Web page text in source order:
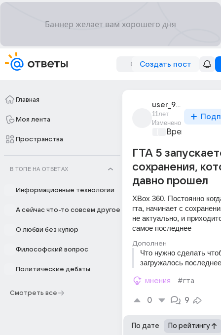
Создать пост
Главная
Моя лента
Пространства
В ТОПЕ НА ОТВЕТАХ
Информационные технологии
А сейчас что-то совсем другое
О любви без купюр
Философский вопрос
Политические дебаты
Смотреть все
user_9831611
11лет
Изменено
Время игр
ГТА 5
сохранения,
давно прошел
XBox 360. Постоянно
гта, начинает с
не актуально, и
самое последнее
Дополнен
Что нужно сделать
загружалось
мнения #гта
0 9
По дате По рейтингу